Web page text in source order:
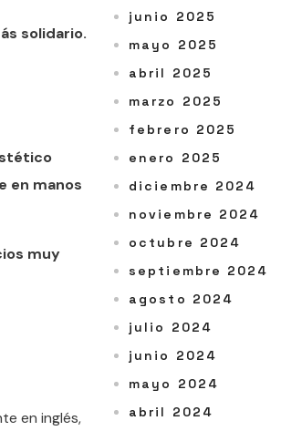
solidario.
en manos
muy
en inglés,
junio 2025
mayo 2025
abril 2025
marzo 2025
febrero 2025
enero 2025
diciembre 2024
noviembre 2024
octubre 2024
septiembre 2024
agosto 2024
julio 2024
junio 2024
mayo 2024
abril 2024